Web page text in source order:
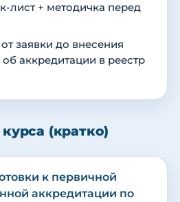
лист + методичка перед
заявки до внесения
об аккредитации в реестр
(кратко)
к первичной
аккредитации по